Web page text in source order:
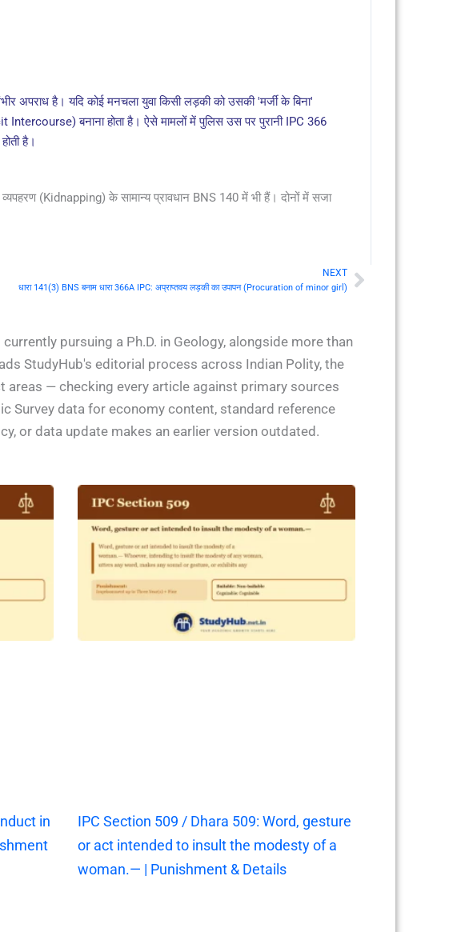
है। यदि कोई मनचला युवा किसी लड़की को उसकी 'मर्जी के बिना'
बनाना होता है। ऐसे मामलों में पुलिस उस पर पुरानी IPC 366
है।
(Kidnapping) के सामान्य प्रावधान BNS 140 में भी हैं। दोनों में सजा
NEXT
धारा 141(3) BNS बनाम धारा 366A IPC: अप्राप्तवय लड़की का उपापन (Procuration of minor girl) Next
pursuing a Ph.D. in Geology, alongside more than
StudyHub's editorial process across Indian Polity, the
areas — checking every article against primary sources
Survey data for economy content, standard reference
or data update makes an earlier version outdated.
in
IPC Section 509 / Dhara 509: Word, gesture
or act intended to insult the modesty of a
woman.— | Punishment & Details